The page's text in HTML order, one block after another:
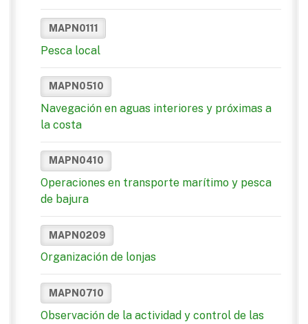
MAPN0111
Pesca local
MAPN0510
Navegación en aguas interiores y próximas a
la costa
MAPN0410
Operaciones en transporte marítimo y pesca
de bajura
MAPN0209
Organización de lonjas
MAPN0710
Observación de la actividad y control de las